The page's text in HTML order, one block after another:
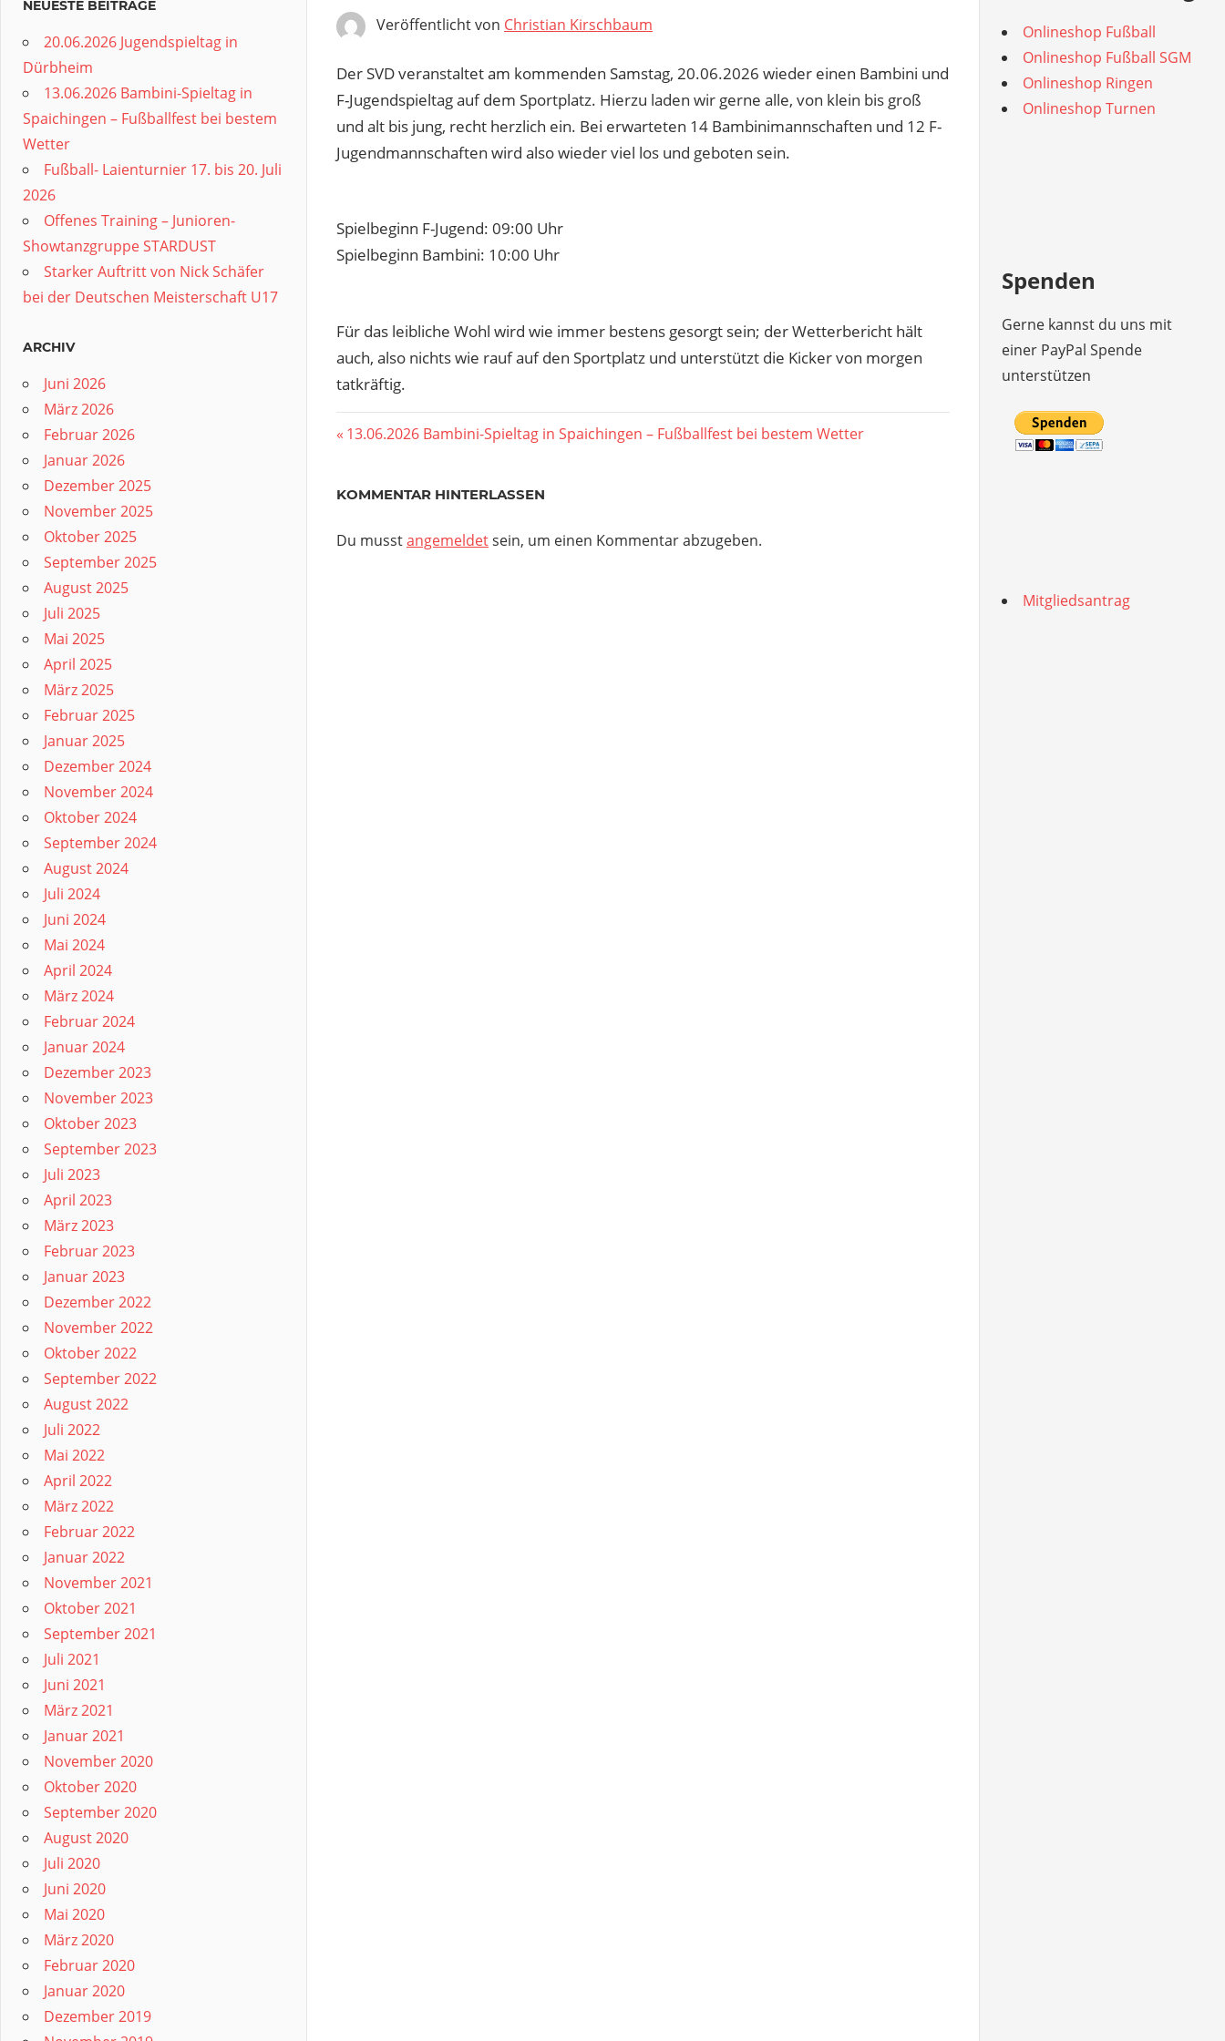
Veröffentlicht von Christian Kirschbaum
Der SVD veranstaltet am kommenden Samstag, 20.06.2026 wieder einen Bambini und
F-Jugendspieltag auf dem Sportplatz. Hierzu laden wir gerne alle, von klein bis groß
und alt bis jung, recht herzlich ein. Bei erwarteten 14 Bambinimannschaften und 12 F-
Jugendmannschaften wird also wieder viel los und geboten sein.
Spielbeginn F-Jugend: 09:00 Uhr
Spielbeginn Bambini: 10:00 Uhr
Für das leibliche Wohl wird wie immer bestens gesorgt sein; der Wetterbericht hält
auch, also nichts wie rauf auf den Sportplatz und unterstützt die Kicker von morgen
tatkräftig.
Beitragsnavigation
Vorheriger
13.06.2026 Bambini-Spieltag in Spaichingen – Fußballfest bei bestem Wetter
KOMMENTAR HINTERLASSEN
Du musstangemeldetsein, um einen Kommentar abzugeben.
NEUESTE BEITRÄGE
20.06.2026 Jugendspieltag in
Dürbheim
13.06.2026 Bambini-Spieltag in
Spaichingen – Fußballfest bei bestem
Wetter
Fußball- Laienturnier 17. bis 20. Juli
2026
Offenes Training – Junioren-
Showtanzgruppe STARDUST
Starker Auftritt von Nick Schäfer
bei der Deutschen Meisterschaft U17
ARCHIV
Juni 2026
März 2026
Februar 2026
Januar 2026
Dezember 2025
November 2025
Oktober 2025
September 2025
August 2025
Juli 2025
Mai 2025
April 2025
März 2025
Februar 2025
Januar 2025
Dezember 2024
November 2024
Oktober 2024
September 2024
August 2024
Juli 2024
Juni 2024
Mai 2024
April 2024
März 2024
Februar 2024
Januar 2024
Dezember 2023
November 2023
Oktober 2023
September 2023
Juli 2023
April 2023
März 2023
Februar 2023
Januar 2023
Dezember 2022
November 2022
Oktober 2022
September 2022
August 2022
Juli 2022
Mai 2022
April 2022
März 2022
Februar 2022
Januar 2022
November 2021
Oktober 2021
September 2021
Juli 2021
Juni 2021
März 2021
Januar 2021
November 2020
Oktober 2020
September 2020
August 2020
Juli 2020
Juni 2020
Mai 2020
März 2020
Februar 2020
Januar 2020
Dezember 2019
Onlineshop Fußball
Onlineshop Fußball SGM
Onlineshop Ringen
Onlineshop Turnen
Spenden
Gerne kannst du uns mit
einer PayPal Spende
unterstützen
Mitgliedsantrag